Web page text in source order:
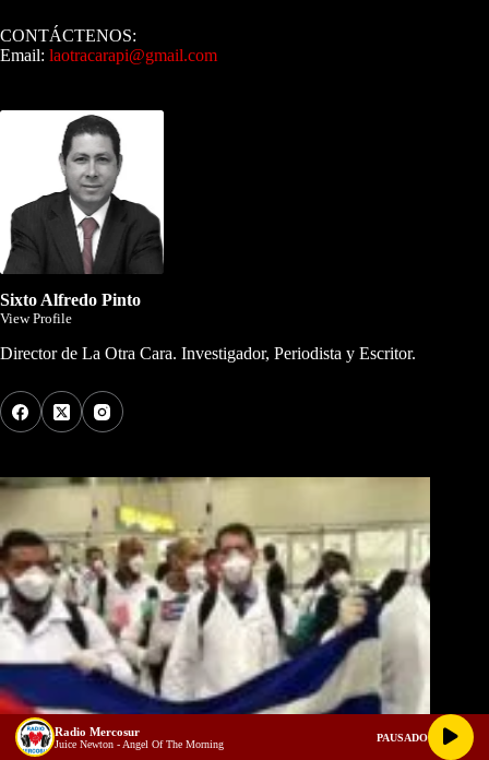
CONTÁCTENOS:
Email: laotracarapi@gmail.com
Sixto Alfredo Pinto
View Profile
Director de La Otra Cara. Investigador, Periodista y Escritor.
Radio Mercosur
Juice Newton - Angel Of The Morning
PAUSADO